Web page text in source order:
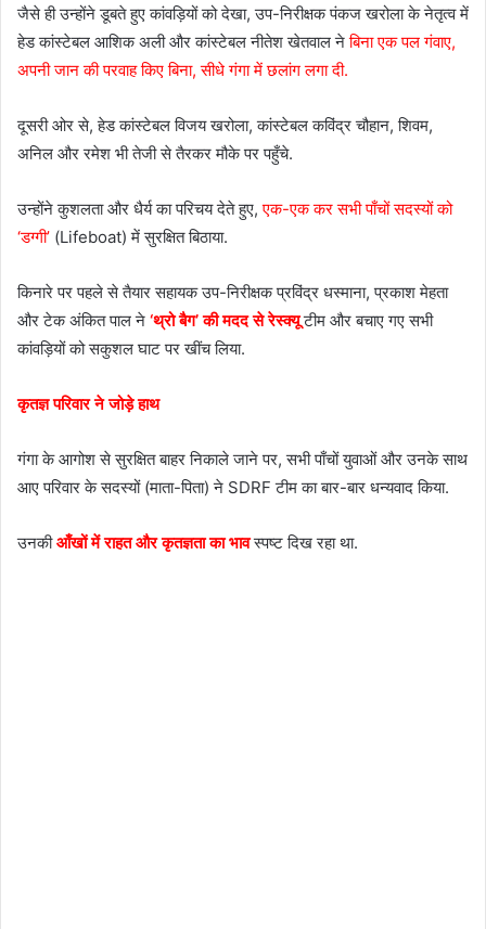
जैसे ही उन्होंने डूबते हुए कांवड़ियों को देखा, उप-निरीक्षक पंकज खरोला के नेतृत्व में
हेड कांस्टेबल आशिक अली और कांस्टेबल नीतेश खेतवाल नेबिना एक पल गंवाए,
अपनी जान की परवाह किए बिना, सीधे गंगा में छलांग लगा दी.
दूसरी ओर से, हेड कांस्टेबल विजय खरोला, कांस्टेबल कविंद्र चौहान, शिवम,
अनिल और रमेश भी तेजी से तैरकर मौके पर पहुँचे.
उन्होंने कुशलता और धैर्य का परिचय देते हुए,एक-एक कर सभी पाँचों सदस्यों को
‘डग्गी’ (Lifeboat) में सुरक्षित बिठाया.
किनारे पर पहले से तैयार सहायक उप-निरीक्षक प्रविंद्र धस्माना, प्रकाश मेहता
और टेक अंकित पाल ने ‘थ्रो बैग’ की मदद से रेस्क्यू टीम और बचाए गए सभी
कांवड़ियों को सकुशल घाट पर खींच लिया.
कृतज्ञ परिवार ने जोड़े हाथ
गंगा के आगोश से सुरक्षित बाहर निकाले जाने पर, सभी पाँचों युवाओं और उनके साथ
आए परिवार के सदस्यों (माता-पिता) ने SDRF टीम का बार-बार धन्यवाद किया.
उनकीआँखों में राहत और कृतज्ञता का भाव स्पष्ट दिख रहा था.